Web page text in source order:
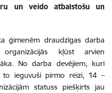
un veido atbalstošu un
ģimenēm draudzīgas darba
kļūst arvien
No darba devējiem, kuri
to ieguvuši pirmo reizi, 14 –
statuss piešķirts jau